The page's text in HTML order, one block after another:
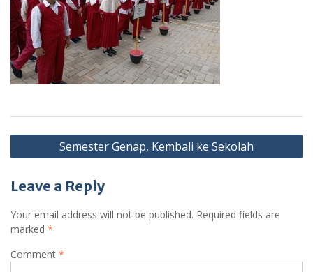
Post
navigation
Semester Genap, Kembali ke Sekolah
Leave a Reply
Your email address will not be published. Required fields are
marked *
Comment *